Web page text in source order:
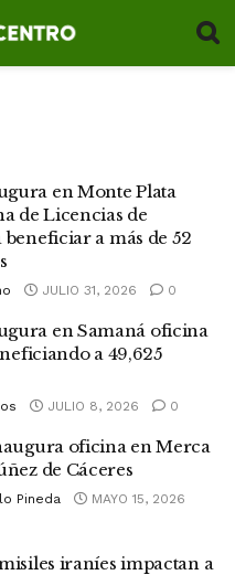
en Monte Plata
de Licencias de
a más de 52
JULIO 31, 2026 0
en Samaná oficina
a 49,625
JULIO 8, 2026 0
oficina en Merca
de Cáceres
Pineda
MAYO 15, 2026
iraníes impactan a